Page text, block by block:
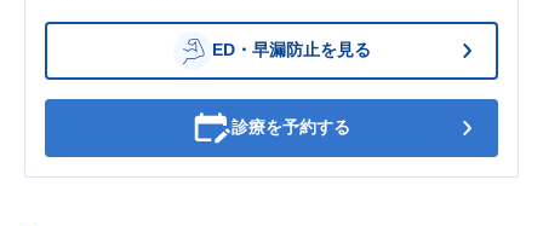
ED・早漏防止を見る
診療を予約する